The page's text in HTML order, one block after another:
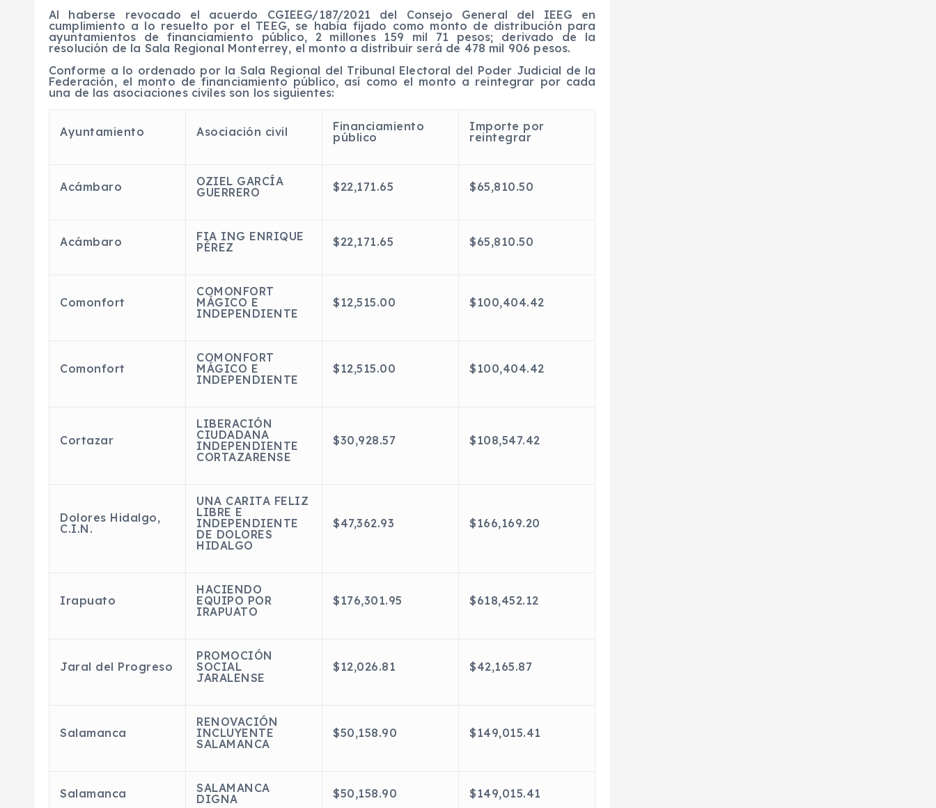
Al haberse revocado el acuerdo CGIEEG/187/2021 del Consejo General del IEEG en
cumplimiento a lo resuelto por el TEEG, se había fijado como monto de distribución para
ayuntamientos de financiamiento público, 2 millones 159 mil 71 pesos; derivado de la
resolución de la Sala Regional Monterrey, el monto a distribuir será de 478 mil 906 pesos.
Conforme a lo ordenado por la Sala Regional del Tribunal Electoral del Poder Judicial de la
Federación, el monto de financiamiento público, así como el monto a reintegrar por cada
una de las asociaciones civiles son los siguientes:
Ayuntamiento Asociación civil
Financiamiento
público
Importe por
reintegrar
Acámbaro
OZIEL GARCÍA
GUERRERO
$22,171.65 $65,810.50
Acámbaro
FIA ING ENRIQUE
PÉREZ
$22,171.65 $65,810.50
Comonfort
COMONFORT
MÁGICO E
INDEPENDIENTE
$12,515.00 $100,404.42
Comonfort
COMONFORT
MÁGICO E
INDEPENDIENTE
$12,515.00 $100,404.42
Cortazar
LIBERACIÓN
CIUDADANA
INDEPENDIENTE
CORTAZARENSE
$30,928.57 $108,547.42
Dolores Hidalgo,
C.I.N.
UNA CARITA FELIZ
LIBRE E
INDEPENDIENTE
DE DOLORES
HIDALGO
$47,362.93 $166,169.20
Irapuato
HACIENDO
EQUIPO POR
IRAPUATO
$176,301.95 $618,452.12
Jaral del Progreso
PROMOCIÓN
SOCIAL
JARALENSE
$12,026.81 $42,165.87
Salamanca
RENOVACIÓN
INCLUYENTE
SALAMANCA
$50,158.90 $149,015.41
Salamanca
SALAMANCA
DIGNA
$50,158.90 $149,015.41